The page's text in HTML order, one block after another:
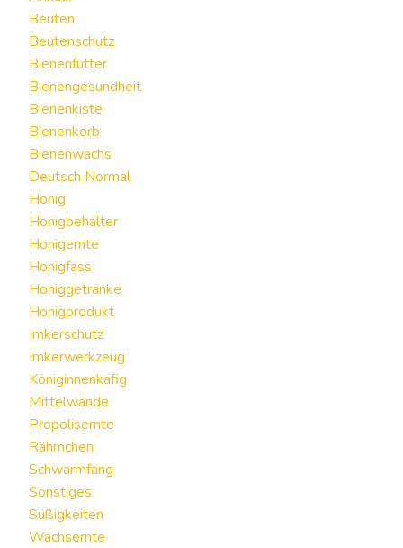
Beuten
Beutenschutz
Bienenfutter
Bienengesundheit
Bienenkiste
Bienenkorb
Bienenwachs
Deutsch Normal
Honig
Honigbehälter
Honigernte
Honigfass
Honiggetränke
Honigprodukt
Imkerschutz
Imkerwerkzeug
Königinnenkäfig
Mittelwände
Propolisernte
Rähmchen
Schwarmfang
Sonstiges
Süßigkeiten
Wachsernte